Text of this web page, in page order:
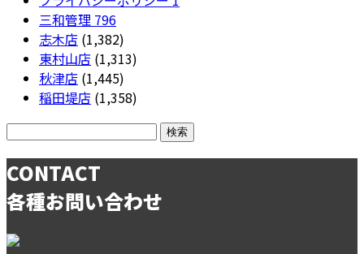
三和管理 796
志木店 (1,382)
東村山店 (1,313)
秋津店 (1,445)
稲田堤店 (1,358)
CONTACT
各種お問い合わせ